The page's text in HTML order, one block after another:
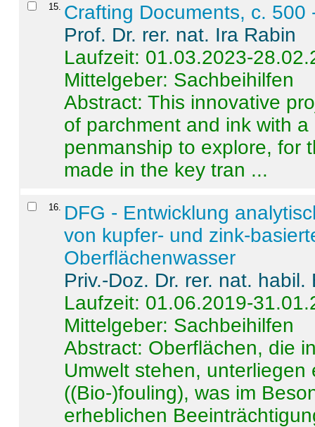
15 Crafting Documents, c. 500
Prof. Dr. rer. nat. Ira Rabin
Laufzeit: 01.03.2023-
Mittelgeber: Sachbeihilfen
Abstract:This innovative
of parchment and ink with
penmanship to explore, for
made in the key tran ...
16
DFG - Entwicklung
von kupfer- und zink-
Oberflächenwasser
Priv.-Doz. Dr. rer. nat.
Laufzeit: 01.06.2019-
Mittelgeber: Sachbeihilfen
Abstract: Oberflächen, die
Umwelt stehen,
((Bio-)fouling), was im
erheblichen